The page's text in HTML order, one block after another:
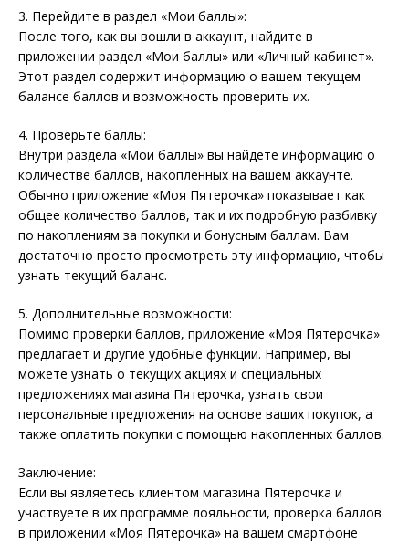
3. Перейдите в раздел «Мои баллы»:
После того, как вы вошли в аккаунт, найдите в
приложении раздел «Мои баллы» или «Личный кабинет».
Этот раздел содержит информацию о вашем текущем
балансе баллов и возможность проверить их.
4. Проверьте баллы:
Внутри раздела «Мои баллы» вы найдете информацию о
количестве баллов, накопленных на вашем аккаунте.
Обычно приложение «Моя Пятерочка» показывает как
общее количество баллов, так и их подробную разбивку
по накоплениям за покупки и бонусным баллам. Вам
достаточно просто просмотреть эту информацию, чтобы
узнать текущий баланс.
5. Дополнительные возможности:
Помимо проверки баллов, приложение «Моя Пятерочка»
предлагает и другие удобные функции. Например, вы
можете узнать о текущих акциях и специальных
предложениях магазина Пятерочка, узнать свои
персональные предложения на основе ваших покупок, а
также оплатить покупки с помощью накопленных баллов.
Заключение:
Если вы являетесь клиентом магазина Пятерочка и
участвуете в их программе лояльности, проверка баллов
в приложении «Моя Пятерочка» на вашем смартфоне